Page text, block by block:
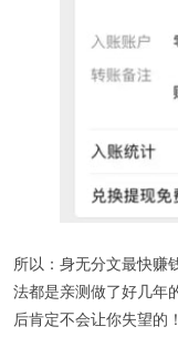
所以：身无分文最快赚
法都是亲测做了好几年
后肯定不会让你失望的！